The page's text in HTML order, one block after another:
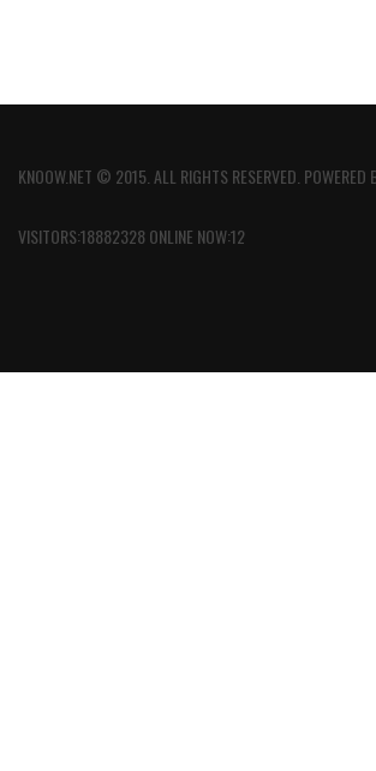
KNOOW.NET © 2015. ALL RIGHTS RESERVED. POWERED
VISITORS:18882328 ONLINE NOW:12